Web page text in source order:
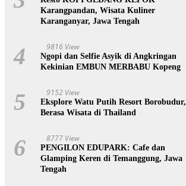
Karangpandan, Wisata Kuliner
Karanganyar, Jawa Tengah
4 9816 View
Ngopi dan Selfie Asyik di Angkringan
Kekinian EMBUN MERBABU Kopeng
5 9152 View
Eksplore Watu Putih Resort Borobudur,
Berasa Wisata di Thailand
6 8777 View
PENGILON EDUPARK: Cafe dan
Glamping Keren di Temanggung, Jawa
Tengah